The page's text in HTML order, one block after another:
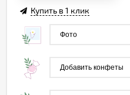
Купить в 1 клик